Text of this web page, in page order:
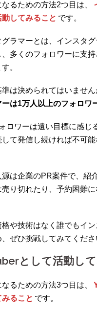
るための方法2つ目は、
動してみること です。
グラマーとは、インスタ
、多くのフォロワーに支
。
は決められてはいません
は1万人以上のフォロワ
ロワーは遠い目標に感じ
して発信し続ければ不可
源は企業のPR案件で、紹
売り切れたり、予約困難
や技術はなく誰でもイ
ぜひ挑戦してみてくださ
として活動し
るための方法3つ目は、
ること です。